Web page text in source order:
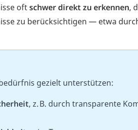
oftschwer direkt zu erkennen,
zu berücksichtigen — etwa
gezielt unterstützen:
, z. B. durch transparente